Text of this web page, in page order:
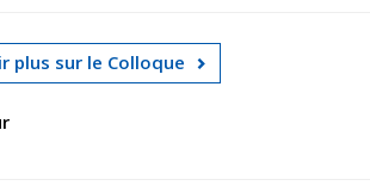
plus sur le Colloque